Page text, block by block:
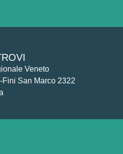
Veneto
Fini San Marco 2322